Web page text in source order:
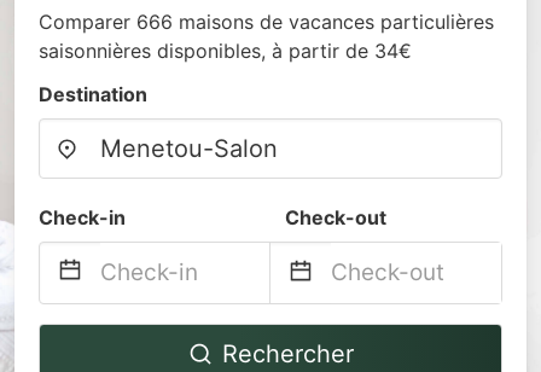
Comparer 666 maisons de vacances particulières
saisonnières disponibles, à partir de 34€
Destination
Check-in Check-out
Navigate
Navigate
backward
Rechercher